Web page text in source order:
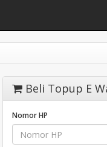
Beli Topup E
Nomor HP